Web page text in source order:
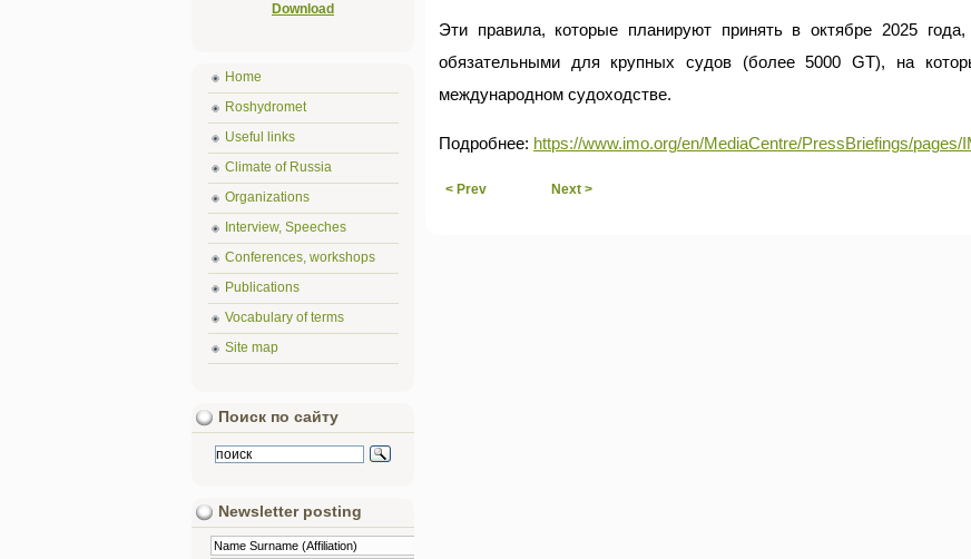
Эти правила, которые планируют принять в октябре 2025
обязательными для крупных судов (более 5000 GT), на
международном судоходстве.
Подробнее: https://www.imo.org/en/MediaCentre/PressBriefings/
< Prev Next >
Download
Home
Roshydromet
Useful links
Climate of Russia
Organizations
Interview, Speeches
Conferences, workshops
Publications
Vocabulary of terms
Site map
Поиск по сайту
Newsletter posting